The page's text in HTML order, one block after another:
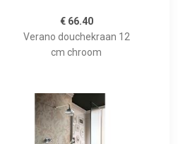
€ 66.40
Verano douchekraan 12
cm chroom